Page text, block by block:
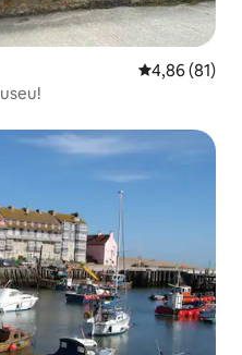
Prosječna
4,86 (81)
„Odabrali gosti”